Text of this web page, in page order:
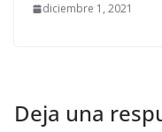
diciembre 1, 2021
Deja una